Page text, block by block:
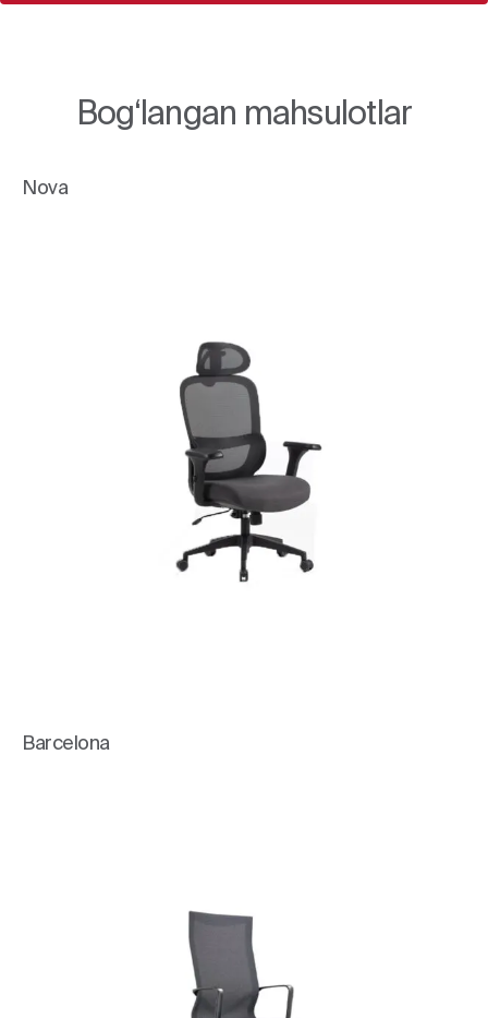
Bog‘langan mahsulotlar
Nova
Barcelona